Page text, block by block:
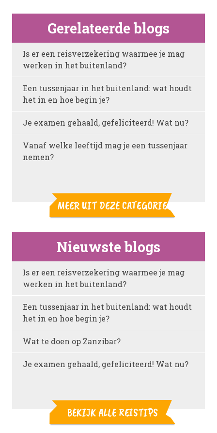
Gerelateerde blogs
Is er een reisverzekering waarmee je mag
werken in het buitenland?
Een tussenjaar in het buitenland: wat houdt
het in en hoe begin je?
Je examen gehaald, gefeliciteerd! Wat nu?
Vanaf welke leeftijd mag je een tussenjaar
nemen?
MEER UIT DEZE CATEGORIE
Nieuwste blogs
Is er een reisverzekering waarmee je mag
werken in het buitenland?
Een tussenjaar in het buitenland: wat houdt
het in en hoe begin je?
Wat te doen op Zanzibar?
Je examen gehaald, gefeliciteerd! Wat nu?
BEKIJK ALLE REISTIPS